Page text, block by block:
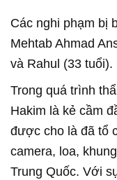
Các nghi phạm bị
Mehtab Ahmad
và Rahul (33 tuổi).
Trong quá trình
Hakim là kẻ cầm
được cho là đã tổ
camera, loa,
Trung Quốc. Với